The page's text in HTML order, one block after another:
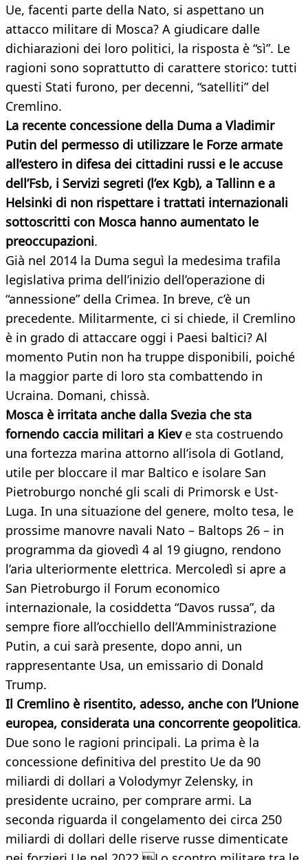
Ue, facenti parte della Nato, si aspettano un
attacco militare di Mosca? A giudicare dalle
dichiarazioni dei loro politici, la risposta è “sì”. Le
ragioni sono soprattutto di carattere storico: tutti
questi Stati furono, per decenni, “satelliti” del
Cremlino.
La recente concessione della Duma a Vladimir
Putin del permesso di utilizzare le Forze armate
all’estero in difesa dei cittadini russi e le accuse
dell’Fsb, i Servizi segreti (l’ex Kgb), a Tallinn e a
Helsinki di non rispettare i trattati internazionali
sottoscritti con Mosca hanno aumentato le
preoccupazioni.
Già nel 2014 la Duma seguì la medesima trafila
legislativa prima dell’inizio dell’operazione di
“annessione” della Crimea. In breve, c’è un
precedente. Militarmente, ci si chiede, il Cremlino
è in grado di attaccare oggi i Paesi baltici? Al
momento Putin non ha truppe disponibili, poiché
la maggior parte di loro sta combattendo in
Ucraina. Domani, chissà.
Mosca è irritata anche dalla Svezia che sta
fornendo caccia militari a Kieve sta costruendo
una fortezza marina attorno all’isola di Gotland,
utile per bloccare il mar Baltico e isolare San
Pietroburgo nonché gli scali di Primorsk e Ust-
Luga. In una situazione del genere, molto tesa, le
prossime manovre navali Nato – Baltops 26 – in
programma da giovedì 4 al 19 giugno, rendono
l’aria ulteriormente elettrica. Mercoledì si apre a
San Pietroburgo il Forum economico
internazionale, la cosiddetta “Davos russa”, da
sempre fiore all’occhiello dell’Amministrazione
Putin, a cui sarà presente, dopo anni, un
rappresentante Usa, un emissario di Donald
Trump.
Il Cremlino è risentito, adesso, anche con l’Unione
europea, considerata una concorrente geopolitica.
Due sono le ragioni principali. La prima è la
concessione definitiva del prestito Ue da 90
miliardi di dollari a Volodymyr Zelensky, in
presidente ucraino, per comprare armi. La
seconda riguarda il congelamento dei circa 250
miliardi di dollari delle riserve russe dimenticate